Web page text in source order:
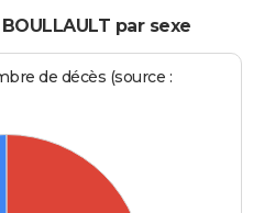
par sexe
de décès (source :